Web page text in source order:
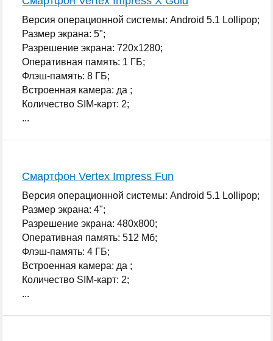
Версия операционной системы: Android 5.1 Lollipop;
Размер экрана: 5";
Разрешение экрана: 720x1280;
Оперативная память: 1 ГБ;
Флэш-память: 8 ГБ;
Встроенная камера: да ;
Количество SIM-карт: 2;
...
Смартфон Vertex Impress Fun
Версия операционной системы: Android 5.1 Lollipop;
Размер экрана: 4";
Разрешение экрана: 480x800;
Оперативная память: 512 Мб;
Флэш-память: 4 ГБ;
Встроенная камера: да ;
Количество SIM-карт: 2;
...